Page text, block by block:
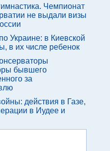
Чемпионат
не выдали визы
Украине: в Киевской
в их числе ребенок
бывшего
за
действия в Газе,
в Иудее и